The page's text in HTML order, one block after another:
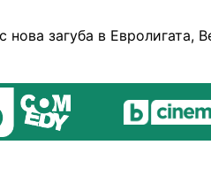
нова загуба в Евролигата,